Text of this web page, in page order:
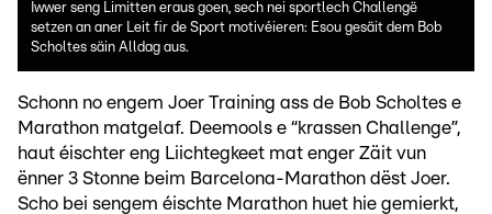
Iwwer seng Limitten eraus goen, sech nei sportlech Challengë
setzen an aner Leit fir de Sport motivéieren: Esou gesäit dem Bob
Scholtes säin Alldag aus.
Schonn no engem Joer Training ass de Bob Scholtes e
Marathon matgelaf. Deemools e “krassen Challenge”,
haut éischter eng Liichtegkeet mat enger Zäit vun
ënner 3 Stonne beim Barcelona-Marathon dëst Joer.
Scho bei sengem éischte Marathon huet hie gemierkt,